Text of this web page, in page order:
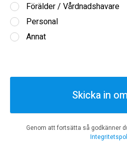
Förälder / Vårdnadshavare
Personal
Annat
Skicka in
Genom att fortsätta så godkänner